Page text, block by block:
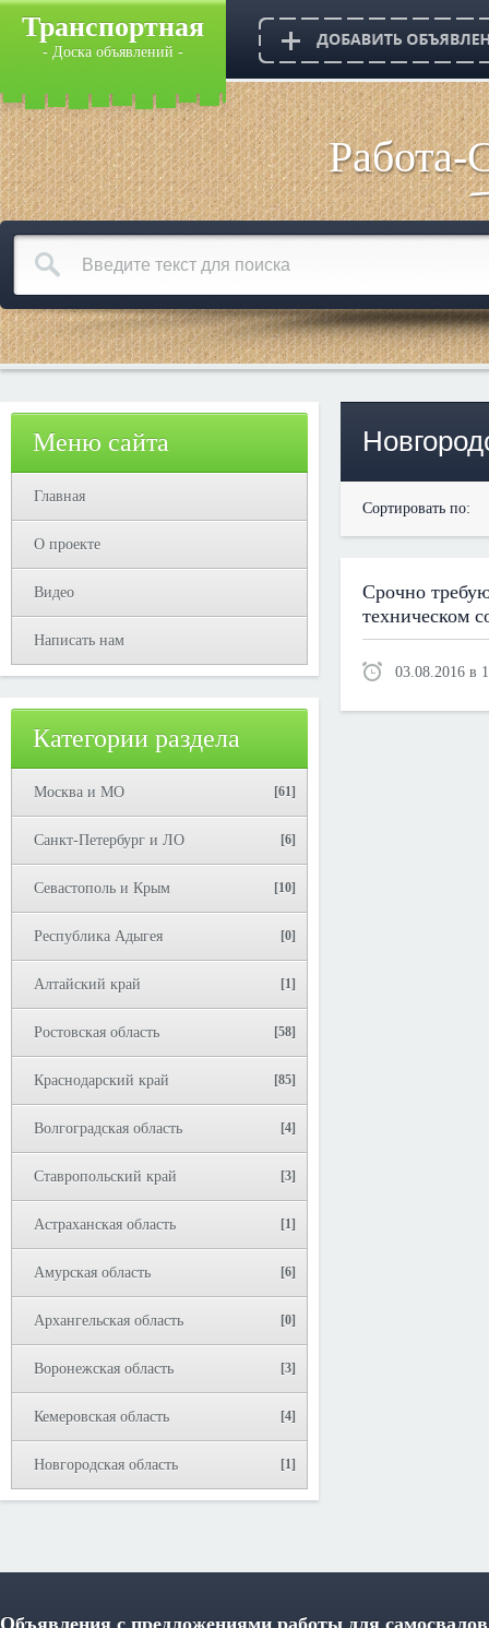
Транспортная
- Доска объявлений -
Меню сайта
Главная
О проекте
Видео
Написать нам
Категории раздела
Москва и МО [61]
Санкт-Петербург и ЛО [6]
Севастополь и Крым [10]
Республика Адыгея [0]
Алтайский край [1]
Ростовская область [58]
Краснодарский край [85]
Волгоградская область [4]
Ставропольский край [3]
Астраханская область [1]
Амурская область [6]
Архангельская область [0]
Воронежская область [3]
Кемеровская область [4]
Новгородская область [1]
Сортировать по:
Срочно
техническом
03.08.2016 в